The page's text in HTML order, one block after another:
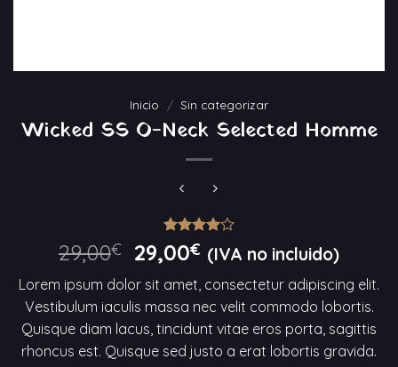
Inicio / Sin categorizar
Wicked SS O-Neck Selected Homme
Valorado
con 4.00
base a
3
valoraciones
de
clientes
29,00€
El
precio
original
era:
29,00€.
29,00€ El
precio
actual
es:
29,00€.
(IVA no incluido)
Lorem ipsum dolor sit amet, consectetur adipiscing elit.
Vestibulum iaculis massa nec velit commodo lobortis.
Quisque diam lacus, tincidunt vitae eros porta, sagittis
rhoncus est. Quisque sed justo a erat lobortis gravida.